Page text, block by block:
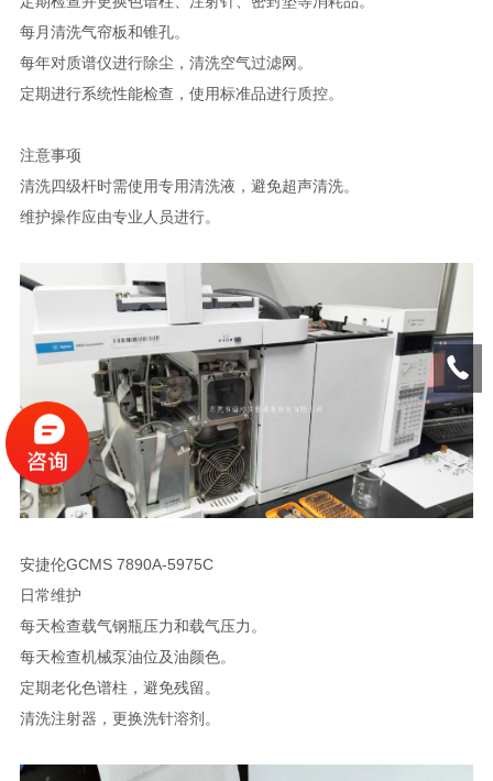
每月清洗气帘板和锥孔。
每年对质谱仪进行除尘，清洗空气过滤网。
定期进行系统性能检查，使用标准品进行质控。
注意事项
清洗四级杆时需使用专用清洗液，避免超声清洗。
维护操作应由专业人员进行。
安捷伦GCMS 7890A-5975C
日常维护
每天检查载气钢瓶压力和载气压力。
每天检查机械泵油位及油颜色。
定期老化色谱柱，避免残留。
清洗注射器，更换洗针溶剂。